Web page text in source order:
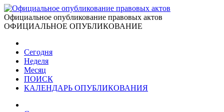
Официальное опубликование правовых актов
ОФИЦИАЛЬНОЕ ОПУБЛИКОВАНИЕ
Сегодня
Неделя
Месяц
ПОИСК
КАЛЕНДАРЬ ОПУБЛИКОВАНИЯ